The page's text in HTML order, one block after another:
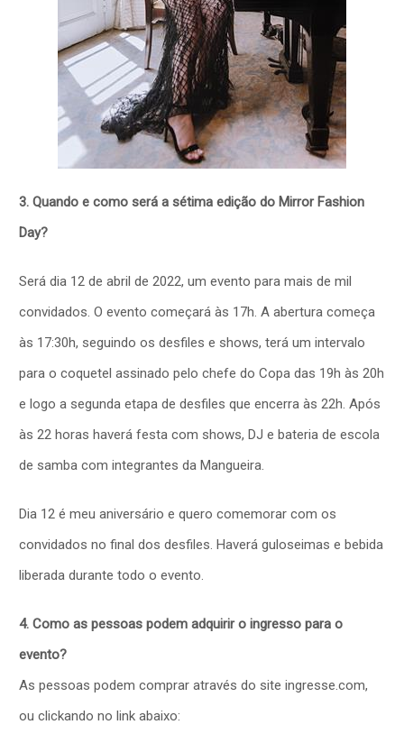
3. Quando e como será a sétima edição do Mirror Fashion
Day?
Será dia 12 de abril de 2022, um evento para mais de mil
convidados. O evento começará às 17h. A abertura começa
às 17:30h, seguindo os desfiles e shows, terá um intervalo
para o coquetel assinado pelo chefe do Copa das 19h às 20h
e logo a segunda etapa de desfiles que encerra às 22h. Após
às 22 horas haverá festa com shows, DJ e bateria de escola
de samba com integrantes da Mangueira.
Dia 12 é meu aniversário e quero comemorar com os
convidados no final dos desfiles. Haverá guloseimas e bebida
liberada durante todo o evento.
4. Como as pessoas podem adquirir o ingresso para o
evento?
As pessoas podem comprar através do site ingresse.com,
ou clickando no link abaixo: